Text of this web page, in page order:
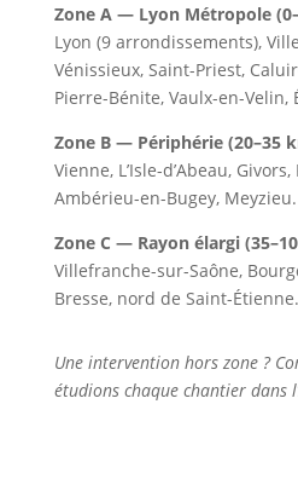
Zone A — Lyon Métropole
Lyon (9 arrondissements),
Vénissieux, Saint-Priest,
Pierre-Bénite, Vaulx-en-Velin,
Zone B — Périphérie (20–35
Vienne, L’Isle-d’Abeau,
Ambérieu-en-Bugey, Meyzieu.
Zone C — Rayon élargi
Villefranche-sur-Saône,
Bresse, nord de Saint-Étienne.
Une intervention hors zone ?
étudions chaque chantier dans